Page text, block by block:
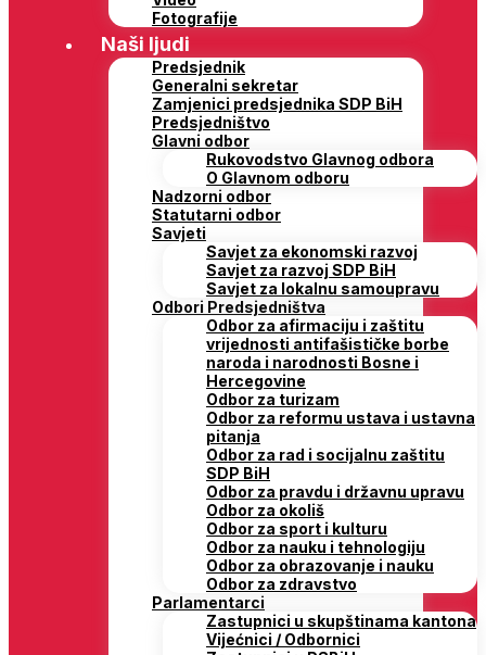
Fotografije
Naši ljudi
Predsjednik
Generalni sekretar
Zamjenici predsjednika SDP BiH
Predsjedništvo
Glavni odbor
Rukovodstvo Glavnog odbora
O Glavnom odboru
Nadzorni odbor
Statutarni odbor
Savjeti
Savjet za ekonomski razvoj
Savjet za razvoj SDP BiH
Savjet za lokalnu samoupravu
Odbori Predsjedništva
Odbor za afirmaciju i zaštitu
vrijednosti antifašističke borbe
naroda i narodnosti Bosne i
Hercegovine
Odbor za turizam
Odbor za reformu ustava i ustavna
pitanja
Odbor za rad i socijalnu zaštitu
SDP BiH
Odbor za pravdu i državnu upravu
Odbor za okoliš
Odbor za sport i kulturu
Odbor za nauku i tehnologiju
Odbor za obrazovanje i nauku
Odbor za zdravstvo
Parlamentarci
Zastupnici u skupštinama kantona
Vijećnici / Odbornici